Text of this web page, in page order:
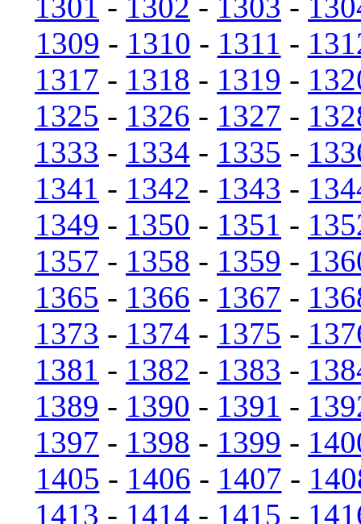
1309 - 1310 - 1311 -
1317 - 1318 - 1319 -
1325 - 1326 - 1327 -
1333 - 1334 - 1335 -
1341 - 1342 - 1343 -
1349 - 1350 - 1351 -
1357 - 1358 - 1359 -
1365 - 1366 - 1367 -
1373 - 1374 - 1375 -
1381 - 1382 - 1383 -
1389 - 1390 - 1391 -
1397 - 1398 - 1399 -
1405 - 1406 - 1407 -
1413 - 1414 - 1415 -